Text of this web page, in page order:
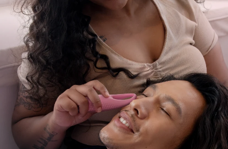
我的設備
我的訂單
我的地址
我的訂閱
FAQ™ Pure Beauty-Tech Elixir
issa™ Teeth Whitening Set
FAQ™ Dual LED Panel
Français
Italiano
Português
Polski
Svenska
Русский
Türkçe
简体中文 繁體中文
發貨國家
美國 預計送達日期 8/11/26
英國 預計送達日期 8/10/26